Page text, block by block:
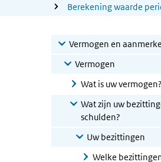
Berekening waarde
Vermogen en
Vermogen
Wat is uw vermogen?
Wat zijn uw
schulden?
Uw bezittingen
Welke